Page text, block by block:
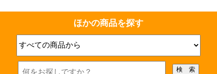
ほかの商品を探す